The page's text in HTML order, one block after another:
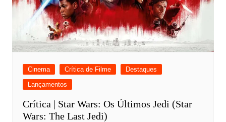
Cinema Crítica de Filme
Destaques
Lançamentos
Crítica | Star Wars: Os Últimos Jedi (Star
Wars: The Last Jedi)